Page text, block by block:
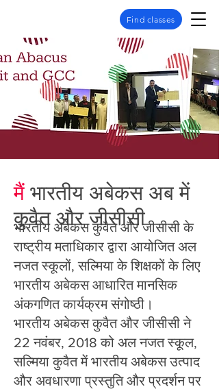
Find classes
मैं भारतीय अबेकस अब में
कुवैत और जीसीसी
भारतीय अबेकस कुवैत और जीसीसी के
राष्ट्रीय मताधिकार द्वारा आयोजित अल
नजत स्कूलों, सल्मिया के शिक्षकों के लिए
भारतीय अबेकस आधारित मानसिक
अंकगणित कार्यक्रम संगोष्ठी।
भारतीय अबेकस कुवैत और जीसीसी ने
22 नवंबर, 2018 को अल नजत स्कूल,
सल्मिया कुवैत में भारतीय अबेकस उत्पाद
और अवधारणा प्रस्तुति और प्रदर्शन पर